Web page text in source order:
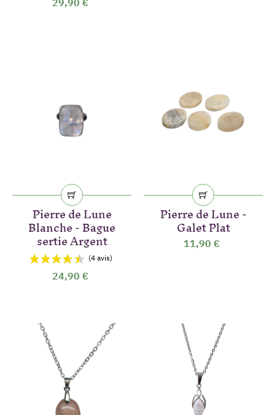
(2 avis)
29,90 €
Pierre de Lune
Blanche - Bague
sertie Argent
24,90 €
Pierre de Lune -
Galet Plat
11,90 €